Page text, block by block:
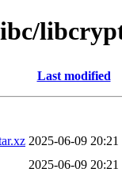
Last modified
2025-06-09 20:21
2025-06-09 20:21